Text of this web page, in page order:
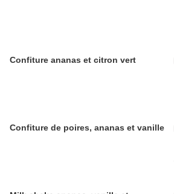
Confiture ananas et citron vert
Confiture de poires, ananas et vanille